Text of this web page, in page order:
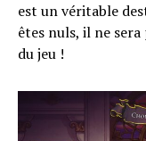
est un véritable
êtes nuls, il ne sera
du jeu !